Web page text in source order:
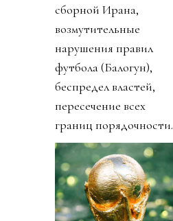
сборной Ирана,
возмутительные
нарушения правил
футбола (Балогун),
беспредел властей,
пересечение всех
границ порядочности.